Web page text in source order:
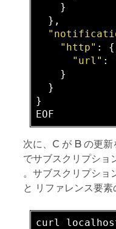
    }
  },
"http" : {
"url" :
    }
  }
}
次に、C が B の更
でサブスクリプショ
。サブスクリプショ
と リファレンス要素
curl